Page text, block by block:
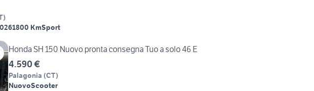
)
1800 KmSport
Honda SH 150 Nuovo pronta consegna Tuo a solo 46 E
4.590 €
Palagonia (CT)
NuovoScooter